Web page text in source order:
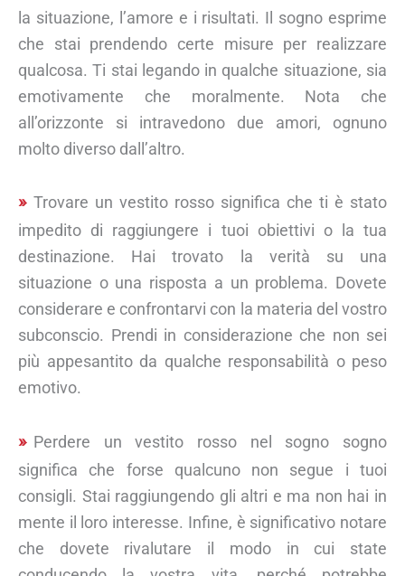
la situazione, l’amore e i risultati. Il sogno esprime
che stai prendendo certe misure per realizzare
qualcosa. Ti stai legando in qualche situazione, sia
emotivamente che moralmente. Nota che
all’orizzonte si intravedono due amori, ognuno
molto diverso dall’altro.
Trovare un vestito rosso significa che ti è stato
impedito di raggiungere i tuoi obiettivi o la tua
destinazione. Hai trovato la verità su una
situazione o una risposta a un problema. Dovete
considerare e confrontarvi con la materia del vostro
subconscio. Prendi in considerazione che non sei
più appesantito da qualche responsabilità o peso
emotivo.
Perdere un vestito rosso nel sogno sogno
significa che forse qualcuno non segue i tuoi
consigli. Stai raggiungendo gli altri e ma non hai in
mente il loro interesse. Infine, è significativo notare
che dovete rivalutare il modo in cui state